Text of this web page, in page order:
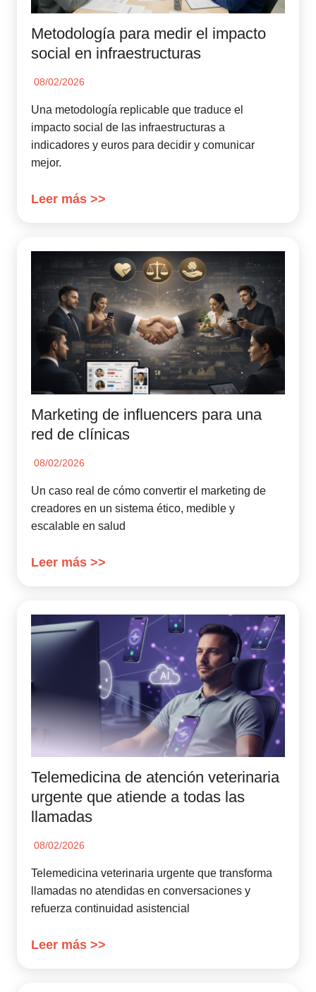
Metodología para medir el impacto
social en infraestructuras
08/02/2026
Una metodología replicable que traduce el
impacto social de las infraestructuras a
indicadores y euros para decidir y comunicar
mejor.
Leer más >>
Marketing de influencers para una
red de clínicas
08/02/2026
Un caso real de cómo convertir el marketing de
creadores en un sistema ético, medible y
escalable en salud
Leer más >>
Telemedicina de atención veterinaria
urgente que atiende a todas las
llamadas
08/02/2026
Telemedicina veterinaria urgente que transforma
llamadas no atendidas en conversaciones y
refuerza continuidad asistencial
Leer más >>